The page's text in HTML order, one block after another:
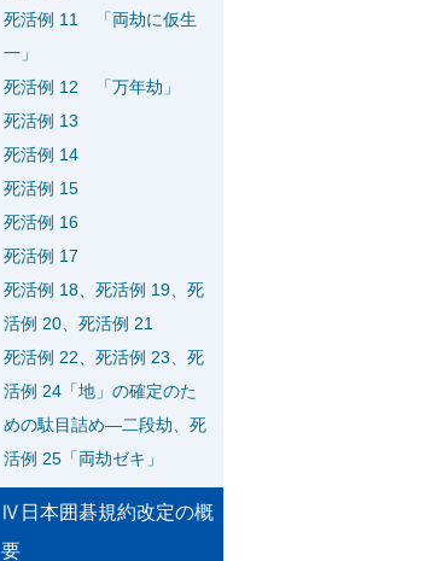
死活例 11 「両劫に仮生
一」
死活例 12 「万年劫」
死活例 13
死活例 14
死活例 15
死活例 16
死活例 17
死活例 18、死活例 19、死
活例 20、死活例 21
死活例 22、死活例 23、死
活例 24「地」の確定のた
めの駄目詰め―二段劫、死
活例 25「両劫ゼキ」
Ⅳ日本囲碁規約改定の概
要